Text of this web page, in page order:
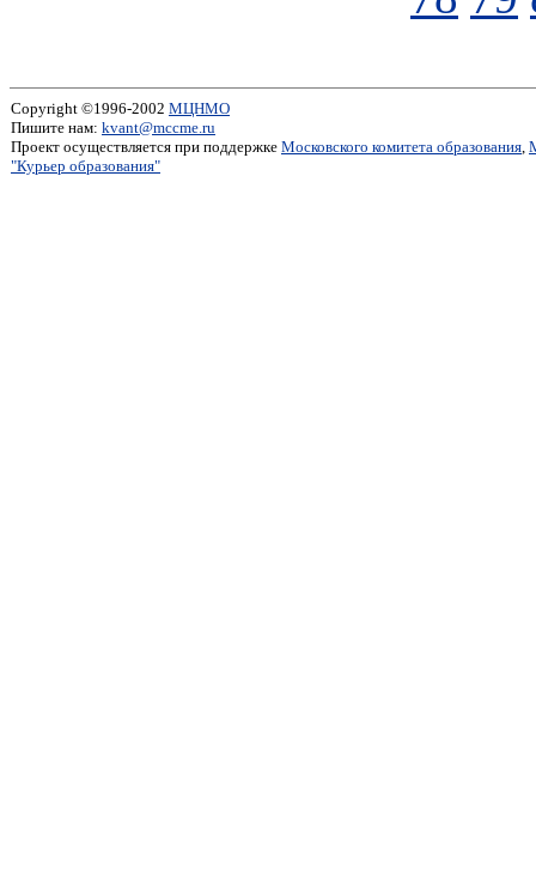
Copyright ©1996-2002 МЦНМО
Пишите нам: kvant@mccme.ru
Проект осуществляется при поддержке Московского комитета образования,
"Курьер образования"